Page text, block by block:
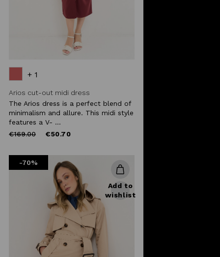
+ 1
Arios cut-out midi dress
The Arios dress is a perfect blend of
minimalism and allure. This midi style
features a V- ...
Price
€169.00to €50.70
-70%
Add to
wishlist